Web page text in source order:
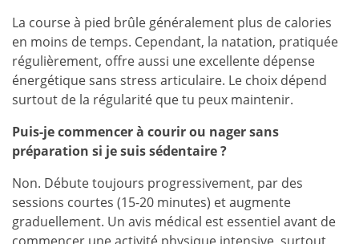
La course à pied brûle généralement plus de calories
en moins de temps. Cependant, la natation, pratiquée
régulièrement, offre aussi une excellente dépense
énergétique sans stress articulaire. Le choix dépend
surtout de la régularité que tu peux maintenir.
Puis-je commencer à courir ou nager sans
préparation si je suis sédentaire ?
Non. Débute toujours progressivement, par des
sessions courtes (15-20 minutes) et augmente
graduellement. Un avis médical est essentiel avant de